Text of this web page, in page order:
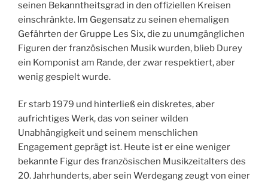
seinen Bekanntheitsgrad in den offiziellen Kreisen
einschränkte. Im Gegensatz zu seinen ehemaligen
Gefährten der Gruppe Les Six, die zu unumgänglichen
Figuren der französischen Musik wurden, blieb Durey
ein Komponist am Rande, der zwar respektiert, aber
wenig gespielt wurde.
Er starb 1979 und hinterließ ein diskretes, aber
aufrichtiges Werk, das von seiner wilden
Unabhängigkeit und seinem menschlichen
Engagement geprägt ist. Heute ist er eine weniger
bekannte Figur des französischen Musikzeitalters des
20. Jahrhunderts, aber sein Werdegang zeugt von einer